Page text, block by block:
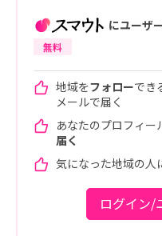
にユーザ
無料
地域をフォローでき
メールで届く
あなたのプロフィー
届く
気になった地域の人
ログイン/